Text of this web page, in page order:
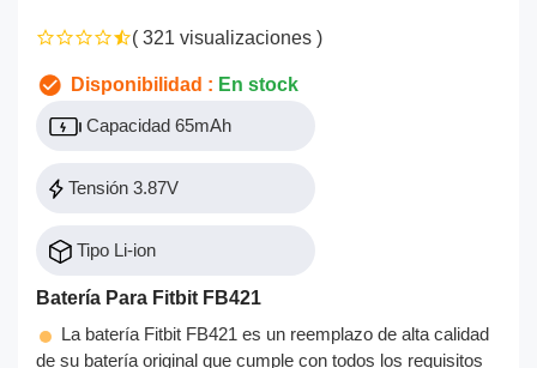
( 321 visualizaciones )
Disponibilidad : En stock
Capacidad 65mAh
Tensión 3.87V
Tipo Li-ion
Batería Para Fitbit FB421
La batería Fitbit FB421 es un reemplazo de alta calidad
de su batería original que cumple con todos los requisitos